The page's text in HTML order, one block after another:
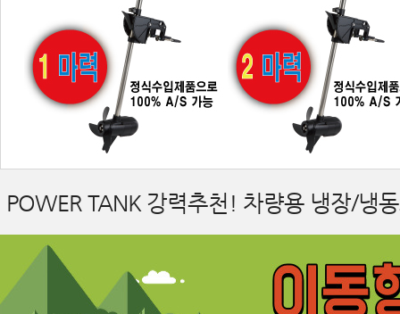
POWER TANK 강력추천! 차량용 냉장/냉